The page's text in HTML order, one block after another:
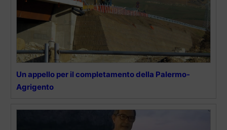
Un appello per il completamento della Palermo-
Agrigento